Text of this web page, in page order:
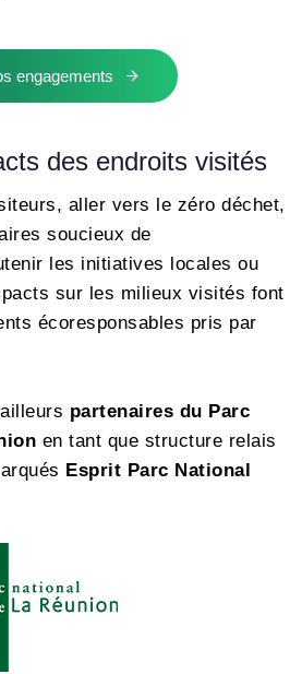
engagements
des endroits visités
aller vers le zéro déchet,
soucieux de
les initiatives locales ou
sur les milieux visités font
écoresponsables pris par
partenaires du Parc
en tant que structure relais
Esprit Parc National